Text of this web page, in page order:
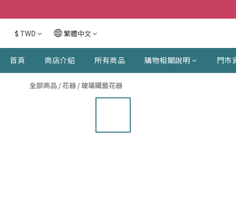
$ TWD 繁體中文
首頁 商店介紹 所有商品 購物相關說明 門市
全部商品 /花器 /玻璃鐵藝花器